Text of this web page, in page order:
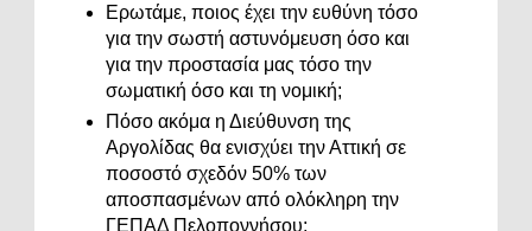
Ερωτάμε, ποιος έχει την ευθύνη τόσο
για την σωστή αστυνόμευση όσο και
για την προστασία μας τόσο την
σωματική όσο και τη νομική;
Πόσο ακόμα η Διεύθυνση της
Αργολίδας θα ενισχύει την Αττική σε
ποσοστό σχεδόν 50% των
αποσπασμένων από ολόκληρη την
ΓΕΠΑΔ Πελοποννήσου;